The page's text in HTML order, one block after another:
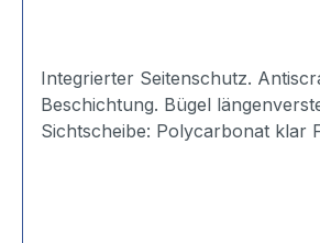
Integrierter Seitenschutz.
Beschichtung. Bügel längenverstellbar. Material
Sichtscheibe: Polycarbonat klar Farbe